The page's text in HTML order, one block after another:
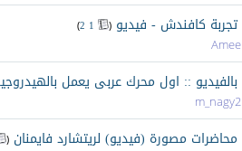
تجربة كافندش - فيديو (
1
2
)
Amee
بالفيديو :: اول محرك عربى يعمل
m_nagy2
محاضرات مصورة (فيديو) لريتشارد فايمنان (